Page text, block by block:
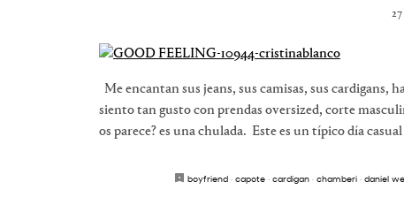
27
Me encantan sus jeans, sus camisas, sus cardigans,
siento tan gusto con prendas oversized, corte
os parece? es una chulada. Este es un típico día
boyfriend· capote· cardigan· chamberi· daniel